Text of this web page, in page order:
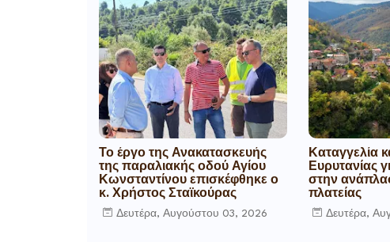
Το έργο της Ανακατασκευής
της παραλιακής οδού Αγίου
Κωνσταντίνου επισκέφθηκε ο
κ. Χρήστος Σταϊκούρας
Δευτέρα, Αυγούστου 03, 2026
Καταγγελία
Ευρυτανίας
στην
πλατείας
Δευτέρα,